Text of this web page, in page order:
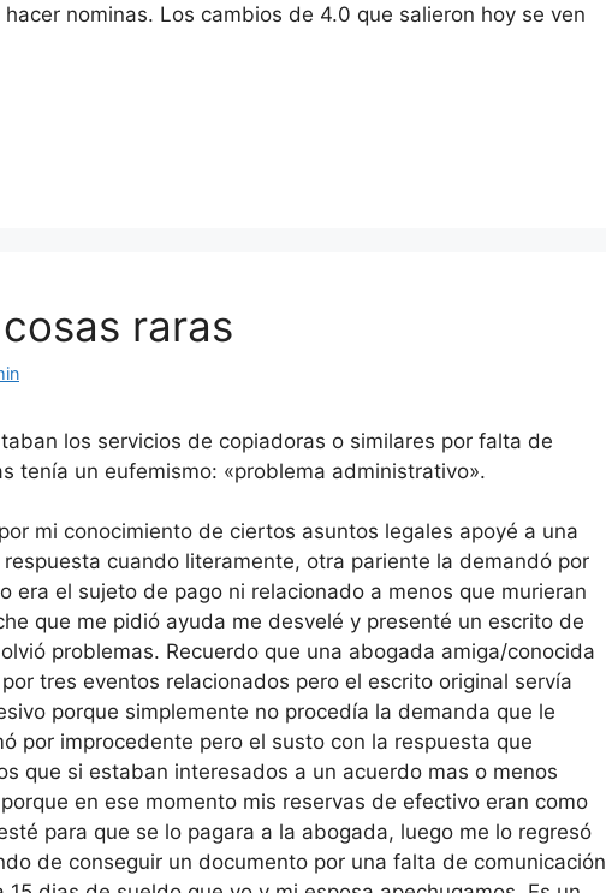
nominas. Los cambios de 4.0 que salieron hoy se ven
raras
los servicios de copiadoras o similares por falta de
tenía un eufemismo: «problema administrativo».
mi conocimiento de ciertos asuntos legales apoyé a una
cuando literamente, otra pariente la demandó por
era el sujeto de pago ni relacionado a menos que murieran
que me pidió ayuda me desvelé y presenté un escrito de
problemas. Recuerdo que una abogada amiga/conocida
tres eventos relacionados pero el escrito original servía
porque simplemente no procedía la demanda que le
por improcedente pero el susto con la respuesta que
que si estaban interesados a un acuerdo mas o menos
en ese momento mis reservas de efectivo eran como
para que se lo pagara a la abogada, luego me lo regresó
de conseguir un documento por una falta de comunicación